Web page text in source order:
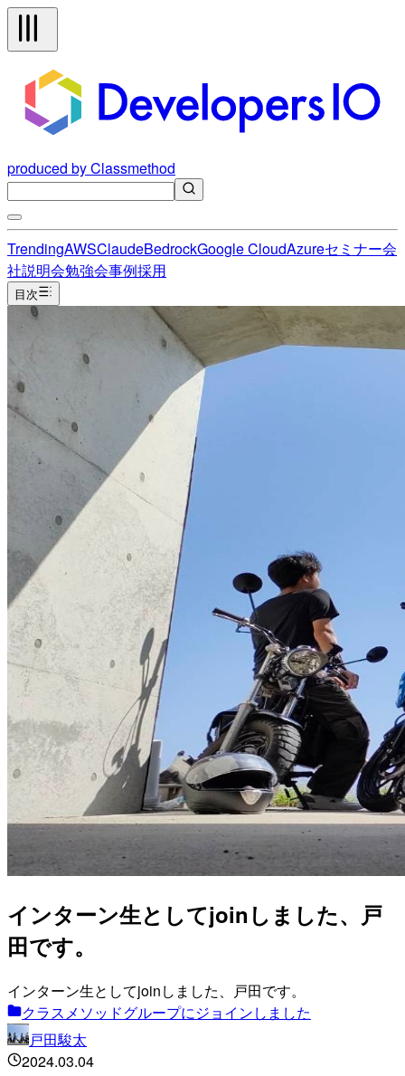
produced by Classmethod
TrendingAWSClaudeBedrockGoogle CloudAzureセミナー会
社説明会勉強会事例採用
目次
インターン生としてjoinしました、戸
田です。
インターン生としてjoinしました、戸田です。
クラスメソッドグループにジョインしました
戸田駿太
2024.03.04